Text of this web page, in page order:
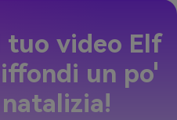
tuo video Elf
un po'